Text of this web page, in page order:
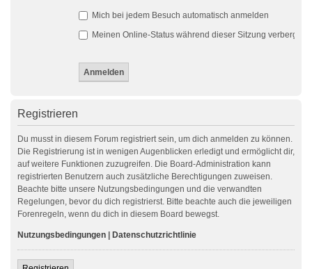
Mich bei jedem Besuch automatisch anmelden
Meinen Online-Status während dieser Sitzung verbergen
Registrieren
Du musst in diesem Forum registriert sein, um dich anmelden zu können.
Die Registrierung ist in wenigen Augenblicken erledigt und ermöglicht dir,
auf weitere Funktionen zuzugreifen. Die Board-Administration kann
registrierten Benutzern auch zusätzliche Berechtigungen zuweisen.
Beachte bitte unsere Nutzungsbedingungen und die verwandten
Regelungen, bevor du dich registrierst. Bitte beachte auch die jeweiligen
Forenregeln, wenn du dich in diesem Board bewegst.
Nutzungsbedingungen Datenschutzrichtlinie